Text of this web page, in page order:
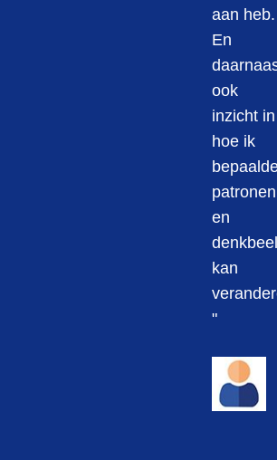
aan heb.
En
ook
inzicht in
hoe ik
patronen
en
kan
"